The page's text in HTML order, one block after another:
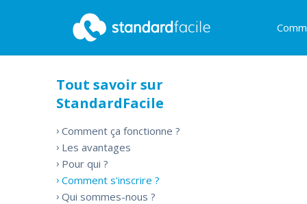
Tout savoir sur
StandardFacile
Comment ça fonctionne ?
Les avantages
Pour qui ?
Comment s'inscrire ?
Qui sommes-nous ?